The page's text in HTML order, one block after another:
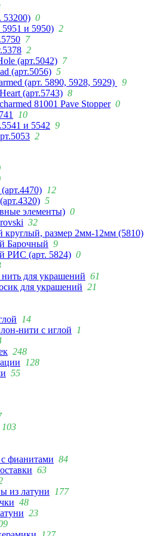
53200) 0
5951 и 5950) 2
7
2
(арт.5042) 7
(арт.5056) 5
(арт. 5890, 5928, 5929)
9
(арт.5743) 8
81001 Pave Stopper 0
10
и 5542 9
2
12
5
элементы) 0
32
круглый, размер 2мм-12мм (5810)
Барочный 9
РИС (арт. 5824) 0
для украшений 61
для украшений 21
14
нити с иглой
1
248
128
55
103
фианитами 84
63
из латуни
177
48
23